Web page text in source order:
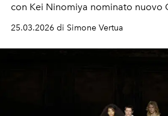
con Kei Ninomiya nominato nuovo
25.03.2026 di Simone Vertua